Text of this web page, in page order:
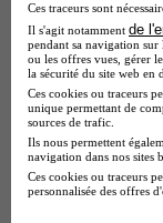
BTS Esf en
BTS
BTS Mco en
BTS Pi en
BTS Sp3s en
Master CCA
BTS Ndrc en
BTS Sam en
Cap Fleuriste
BTS Sio en
Ces traceurs sont
Il s'agit notamment de
pendant sa navigation sur
ou les offres vues, gérer
la sécurité du site web en
Ces cookies ou traceurs
unique permettant de
sources de trafic.
Ils nous permettent
navigation dans nos sites
Ces cookies ou traceurs
personnalisée des offres